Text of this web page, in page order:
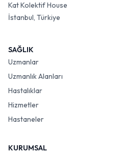
Kat Kolektif House
İstanbul, Türkiye
SAĞLIK
Uzmanlar
Uzmanlık Alanları
Hastalıklar
Hizmetler
Hastaneler
KURUMSAL